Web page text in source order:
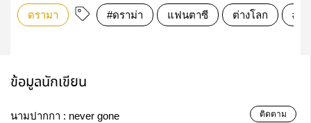
ดรามา #ดราม่า แฟนตาซี ต่างโลก #bts
ข้อมูลนักเขียน
นามปากกา : never gone ติดตาม